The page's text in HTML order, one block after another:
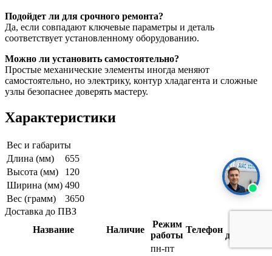
Подойдет ли для срочного ремонта?
Да, если совпадают ключевые параметры и деталь
соответствует установленному оборудованию.
Можно ли установить самостоятельно?
Простые механические элементы иногда меняют
самостоятельно, но электрику, контур хладагента и сложные
узлы безопаснее доверять мастеру.
Характеристики
Вес и габариты
Длина (мм)
655
Высота (мм)
120
Ширина (мм) 490
Вес (грамм)
3650
Доставка до ПВЗ
Название
Наличие
Режим
работы
Телефон
доставки
пн-пт